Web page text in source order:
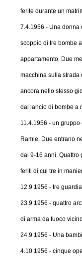
ferite durante un
7.4.1956 - Una donna
scoppio di tre bombe
appartamento. Due
macchina sulla strada
ancora nello stesso
dal lancio di bombe a
11.4.1956 - un
Ramle. Due entrano
dai 9-16 anni. Quattro
feriti di cui tre in
12.9.1956 - tre
23.9.1956 - quattro
di arma da fuoco
24.9.1956 - Una
4.10.1956 - cinque